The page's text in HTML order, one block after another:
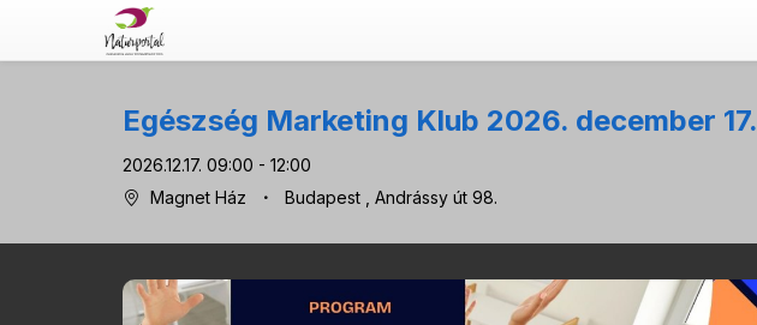
Egészség Marketing Klub 2026. december 17.
2026.12.17. 09:00 - 12:00
Magnet Ház
Budapest , Andrássy út 98.